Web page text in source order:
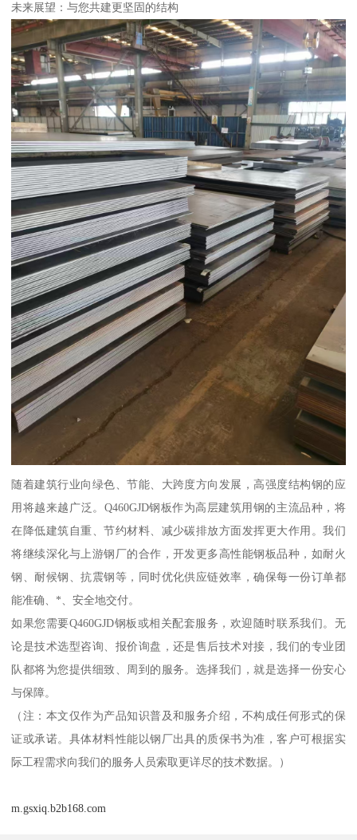
未来展望：与您共建更坚固的结构
随着建筑行业向绿色、节能、大跨度方向发展，高强度结构钢的应
用将越来越广泛。Q460GJD钢板作为高层建筑用钢的主流品种，将
在降低建筑自重、节约材料、减少碳排放方面发挥更大作用。我们
将继续深化与上游钢厂的合作，开发更多高性能钢板品种，如耐火
钢、耐候钢、抗震钢等，同时优化供应链效率，确保每一份订单都
能准确、*、安全地交付。
如果您需要Q460GJD钢板或相关配套服务，欢迎随时联系我们。无
论是技术选型咨询、报价询盘，还是售后技术对接，我们的专业团
队都将为您提供细致、周到的服务。选择我们，就是选择一份安心
与保障。
（注：本文仅作为产品知识普及和服务介绍，不构成任何形式的保
证或承诺。具体材料性能以钢厂出具的质保书为准，客户可根据实
际工程需求向我们的服务人员索取更详尽的技术数据。）
m.gsxiq.b2b168.com